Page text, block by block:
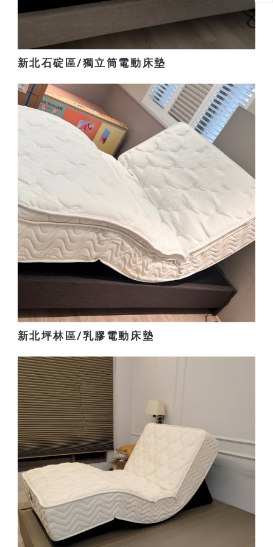
新北石碇區/獨立筒電動床墊
新北坪林區/乳膠電動床墊